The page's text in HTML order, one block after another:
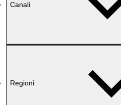
Canali
Regioni